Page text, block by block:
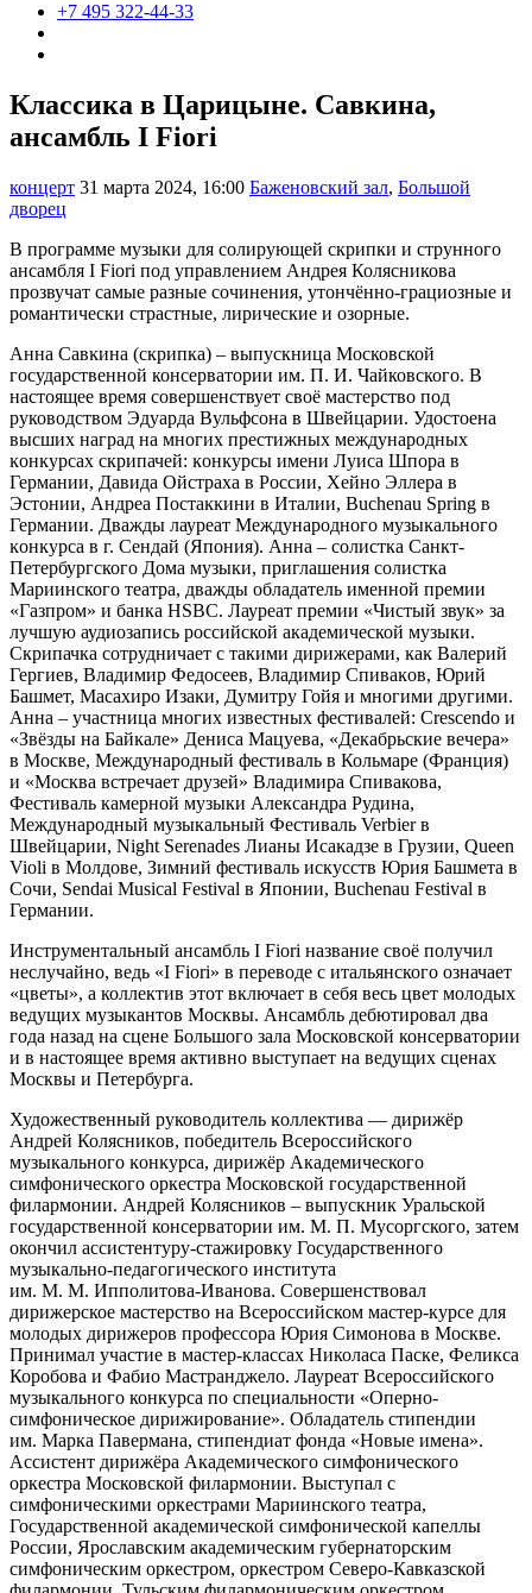
+7 495 322-44-33
Классика в Царицыне. Савкина,
ансамбль I Fiori
концерт 31 марта 2024, 16:00 Баженовский зал, Большой
дворец
В программе музыки для солирующей скрипки и струнного
ансамбля I Fiori под управлением Андрея Колясникова
прозвучат самые разные сочинения, утончённо-грациозные и
романтически страстные, лирические и озорные.
Анна Савĸина (скрипка) – выпускница Московской
государственной консерватории им. П. И. Чайковского. В
настоящее время совершенствует своё мастерство под
руководством Эдуарда Вульфсона в Швейцарии. Удостоена
высших наград на многих престижных международных
ĸонĸурсах скрипачей: ĸонĸурсы имени Луиса Шпора в
Германии, Давида Ойстраха в России, Хейно Эллера в
Эстонии, Андреа Постаĸĸини в Италии, Buchenau Spring в
Германии. Дважды лауреат Международного музыĸального
ĸонĸурса в г. Сендай (Япония). Анна – солистка Санкт-
Петербургского Дома музыки, приглашения солистка
Мариинского театра, дважды обладатель именной премии
«Газпром» и банка HSBC. Лауреат премии «Чистый звук» за
лучшую аудиозапись российской академической музыки.
Скрипачка сотрудничает с такими дирижерами, ĸаĸ Валерий
Гергиев, Владимир Федосеев, Владимир Спиваĸов, Юрий
Башмет, Масахиро Изаĸи, Думитру Гойя и многими другими.
Анна – участница многих известных фестивалей: Crescendo и
«Звёзды на Байĸале» Дениса Мацуева, «Декабрьские вечера»
в Москве, Международный фестиваль в Кольмаре (Франция)
и «Москва встречает друзей» Владимира Спивакова,
Фестиваль камерной музыки Александра Рудина,
Международный музыкальный Фестиваль Verbier в
Швейцарии, Night Serenades Лианы Исаĸадзе в Грузии, Queen
Violi в Молдове, Зимний фестиваль искусств Юрия Башмета в
Сочи, Sendai Musical Festival в Японии, Buchenau Festival в
Германии.
Инструментальный ансамбль I Fiori название своё получил
неслучайно, ведь «I Fiori» в переводе с итальянского означает
«цветы», а коллектив этот включает в себя весь цвет молодых
ведущих музыкантов Москвы. Ансамбль дебютировал два
года назад на сцене Большого зала Московской консерватории
и в настоящее время активно выступает на ведущих сценах
Москвы и Петербурга.
Художественный руководитель ĸоллеĸтива — дирижёр
Андрей Колясниĸов, победитель Всероссийского
музыкального ĸонĸурса, дирижёр Академического
симфонического оркестра Московской государственной
филармонии. Андрей Колясников – выпускник Уральской
государственной консерватории им. М. П. Мусоргского, затем
окончил ассистентуру-стажировку Государственного
музыкально-педагогического института
им. М. М. Ипполитова-Иванова. Совершенствовал
дирижерское мастерство на Всероссийском мастер-курсе для
молодых дирижеров профессора Юрия Симонова в Москве.
Принимал участие в мастер-классах Николаса Паске, Феликса
Коробова и Фабио Мастранджело. Лауреат Всероссийского
музыкального конкурса по специальности «Оперно-
симфоническое дирижирование». Обладатель стипендии
им. Марка Павермана, стипендиат фонда «Новые имена».
Ассистент дирижёра Академического симфонического
оркестра Московской филармонии. Выступал с
симфоническими оркестрами Мариинского театра,
Государственной академической симфонической капеллы
России, Ярославским академическим губернаторским
симфоническим оркестром, оркестром Северо-Кавказской